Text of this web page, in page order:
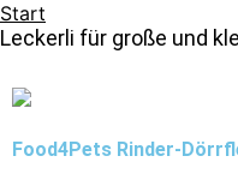
Start
Leckerli für große und
Food4Pets Rinder-